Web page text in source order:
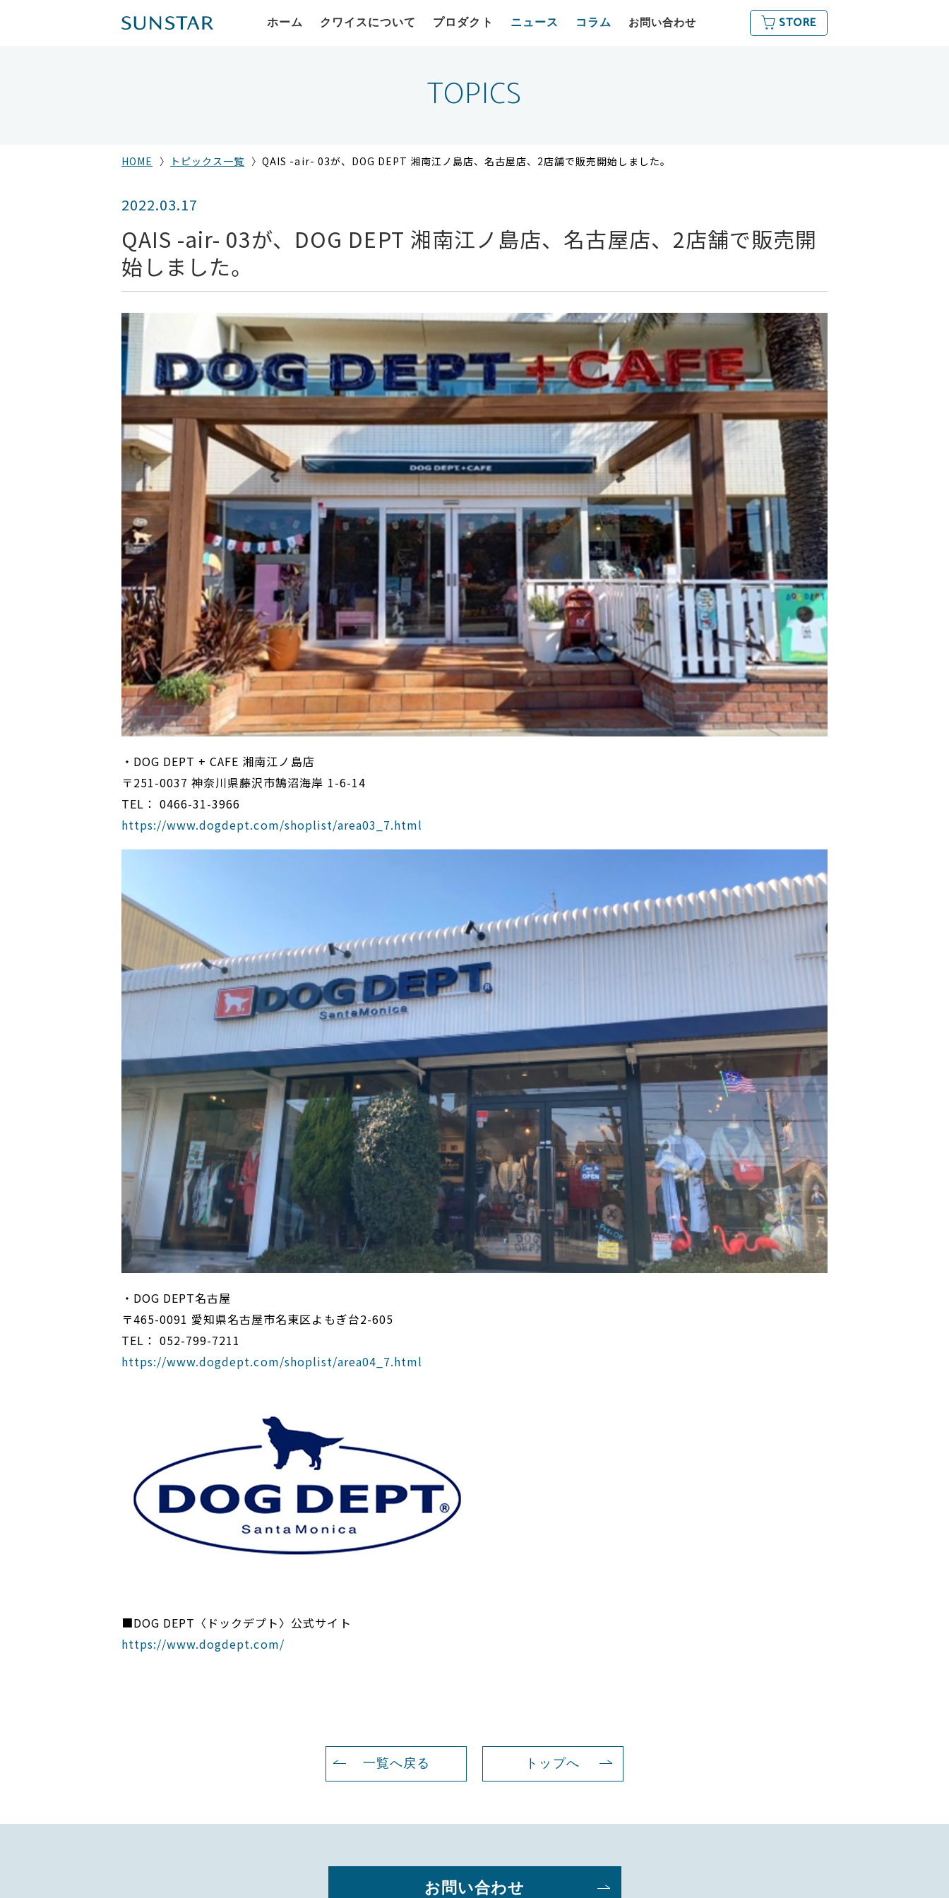
ホーム クワイスについて プロダクト ニュース コラム お問い合わせ STORE
TOPICS
HOME トピックス一覧 QAIS -air- 03が、DOG DEPT 湘南江ノ島店、名古屋店、2店舗で販売開始しました。
2022.03.17
QAIS -air- 03が、DOG DEPT 湘南江ノ島店、名古屋店、2店舗で販売開
始しました。
・DOG DEPT + CAFE 湘南江ノ島店
〒251-0037 神奈川県藤沢市鵠沼海岸 1-6-14
TEL： 0466-31-3966
https://www.dogdept.com/shoplist/area03_7.html
・DOG DEPT名古屋
〒465-0091 愛知県名古屋市名東区よもぎ台2-605
TEL： 052-799-7211
https://www.dogdept.com/shoplist/area04_7.html
■DOG DEPT〈ドックデプト〉公式サイト
https://www.dogdept.com/
一覧へ戻る トップへ
お問い合わせ